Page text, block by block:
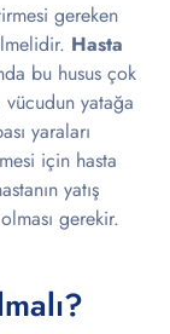
gereken
Hasta
bu husus çok
vücudun yatağa
yaraları
için hasta
yatış
gerekir.